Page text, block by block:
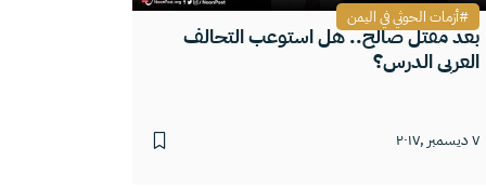
بعد مقتل صالح.. هل استوعب التحالف
العربي الدرس؟
٧ ديسمبر ,٢٠١٧
أزمات الحوثي في اليمن